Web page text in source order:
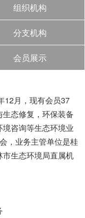
组织机构
分支机构
会员展示
12月，现有会员37
态修复，环保装备
咨询等生态环境业
，业务主管单位是桂
生态环境局直属机